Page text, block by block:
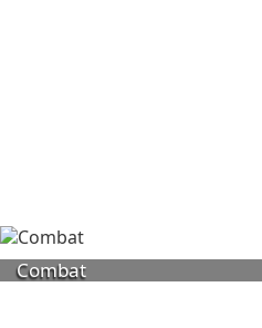
Combat